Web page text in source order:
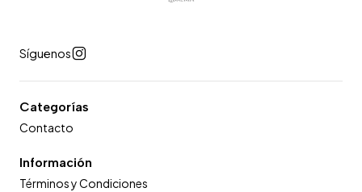
Síguenos
Categorías
Contacto
Información
Términos y Condiciones